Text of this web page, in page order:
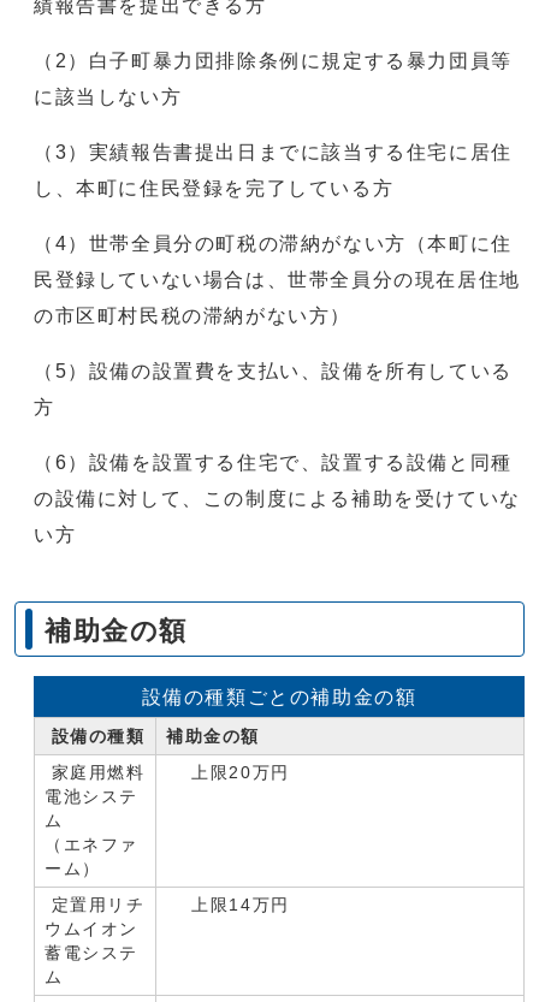
績報告書を提出できる方
（2）白子町暴力団排除条例に規定する暴力団員等
に該当しない方
（3）実績報告書提出日までに該当する住宅に居住
し、本町に住民登録を完了している方
（4）世帯全員分の町税の滞納がない方（本町に住
民登録していない場合は、世帯全員分の現在居住地
の市区町村民税の滞納がない方）
（5）設備の設置費を支払い、設備を所有している
方
（6）設備を設置する住宅で、設置する設備と同種
の設備に対して、この制度による補助を受けていな
い方
補助金の額
設備の種類ごとの補助金の額
設備の種類
補助金の額
家庭用燃料
電池システ
ム
（エネファ
ーム）
上限20万円
定置用リチ
ウムイオン
蓄電システ
ム
上限14万円